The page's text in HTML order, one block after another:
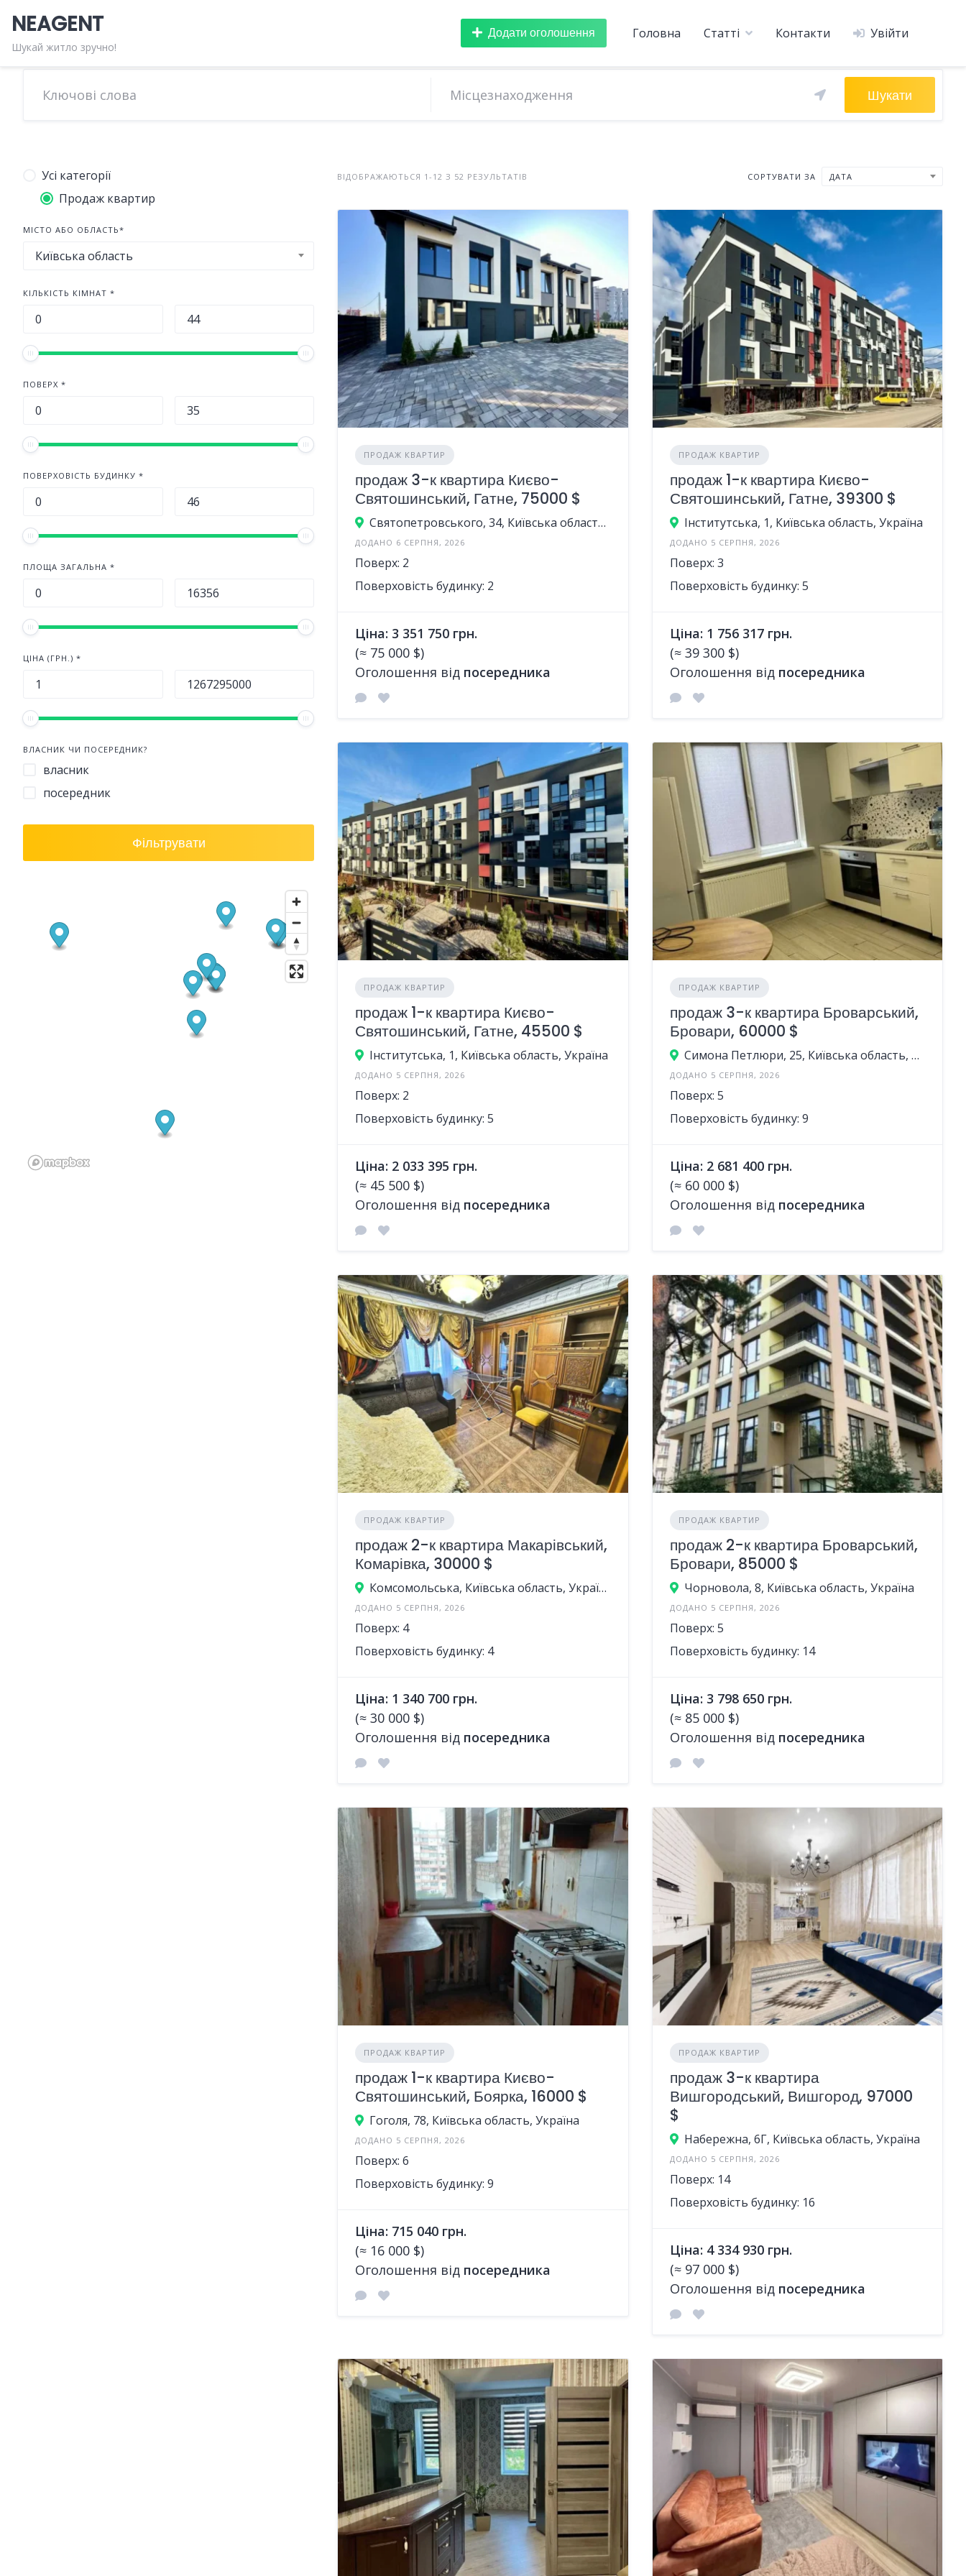
content
NEAGENT
Шукай житло зручно!
Головна Статті Контакти Увійти
Додати оголошення
Шукати
Усі категорії
Продаж квартир
МІСТО АБО ОБЛАСТЬ*
Київська область
КІЛЬКІСТЬ КІМНАТ *
ПОВЕРХ *
ПОВЕРХОВІСТЬ БУДИНКУ *
ПЛОЩА ЗАГАЛЬНА *
ЦІНА (ГРН.) *
ВЛАСНИК ЧИ ПОСЕРЕДНИК?
власник
посередник
Фільтрувати
ВІДОБРАЖАЮТЬСЯ 1-12 З 52 РЕЗУЛЬТАТІВ СОРТУВАТИ ЗА ДАТА
ПРОДАЖ КВАРТИР
продаж 3-к квартира Києво-
Святошинський, Гатне, 75000 $
Святопетровського, 34, Київська область, Україна
ДОДАНО 6 СЕРПНЯ, 2026
Поверх: 2
Поверховість будинку: 2
Ціна: 3 351 750 грн.
(≈ 75 000 $)
Оголошення від посередника
ПРОДАЖ КВАРТИР
продаж 1-к квартира Києво-
Святошинський, Гатне, 39300 $
Інститутська, 1, Київська область, Україна
ДОДАНО 5 СЕРПНЯ, 2026
Поверх: 3
Поверховість будинку: 5
Ціна: 1 756 317 грн.
(≈ 39 300 $)
Оголошення від посередника
ПРОДАЖ КВАРТИР
продаж 1-к квартира Києво-
Святошинський, Гатне, 45500 $
Інститутська, 1, Київська область, Україна
ДОДАНО 5 СЕРПНЯ, 2026
Поверх: 2
Поверховість будинку: 5
Ціна: 2 033 395 грн.
(≈ 45 500 $)
Оголошення від посередника
ПРОДАЖ КВАРТИР
продаж 3-к квартира Броварський,
Бровари, 60000 $
Симона Петлюри, 25, Київська область, Україна
ДОДАНО 5 СЕРПНЯ, 2026
Поверх: 5
Поверховість будинку: 9
Ціна: 2 681 400 грн.
(≈ 60 000 $)
Оголошення від посередника
ПРОДАЖ КВАРТИР
продаж 2-к квартира Макарівський,
Комарівка, 30000 $
Комсомольська, Київська область, Україна
ДОДАНО 5 СЕРПНЯ, 2026
Поверх: 4
Поверховість будинку: 4
Ціна: 1 340 700 грн.
(≈ 30 000 $)
Оголошення від посередника
ПРОДАЖ КВАРТИР
продаж 2-к квартира Броварський,
Бровари, 85000 $
Чорновола, 8, Київська область, Україна
ДОДАНО 5 СЕРПНЯ, 2026
Поверх: 5
Поверховість будинку: 14
Ціна: 3 798 650 грн.
(≈ 85 000 $)
Оголошення від посередника
ПРОДАЖ КВАРТИР
продаж 1-к квартира Києво-
Святошинський, Боярка, 16000 $
Гоголя, 78, Київська область, Україна
ДОДАНО 5 СЕРПНЯ, 2026
Поверх: 6
Поверховість будинку: 9
Ціна: 715 040 грн.
(≈ 16 000 $)
Оголошення від посередника
ПРОДАЖ КВАРТИР
продаж 3-к квартира
Вишгородський, Вишгород, 97000
$
Набережна, 6Г, Київська область, Україна
ДОДАНО 5 СЕРПНЯ, 2026
Поверх: 14
Поверховість будинку: 16
Ціна: 4 334 930 грн.
(≈ 97 000 $)
Оголошення від посередника